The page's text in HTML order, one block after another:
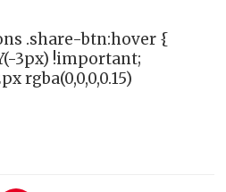
.share-btn:hover {
3px) !important;
rgba(0,0,0,0.15)